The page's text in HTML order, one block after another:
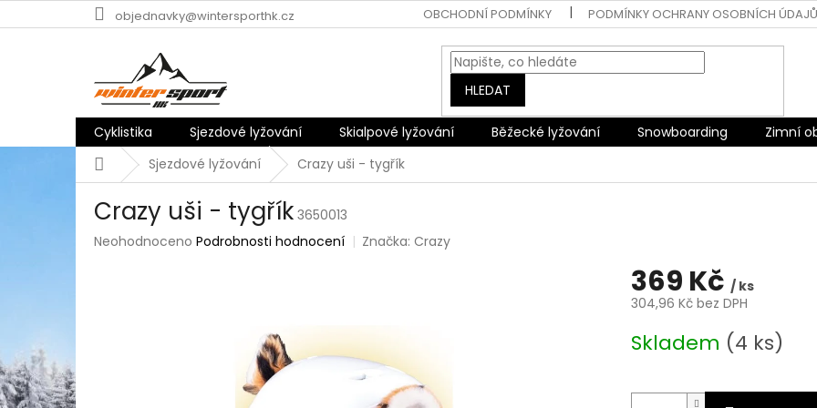
na
objednavky@wintersporthk.cz OBCHODNÍ PODMÍNKY PODMÍNKY OCHRANY OSOBNÍCH ÚDAJŮ
HLEDAT
Cyklistika Sjezdové lyžování Skialpové lyžování Běžecké lyžování Snowboarding Zimní
DomůSjezdové lyžování Crazy uši - tygřík
Crazy uši - tygřík 3650013
Průměrné
Neohodnoceno Podrobnosti hodnocení Značka:Crazy
369 Kč / ks
304,96 Kč bez DPH
cena:
Skladem (4 ks)